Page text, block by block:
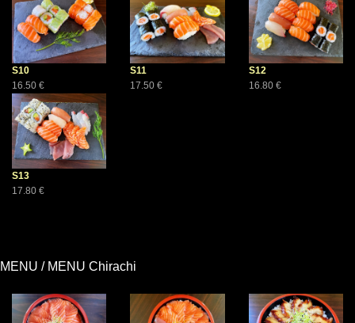
S10
16.50 €
S11
17.50 €
S12
16.80 €
S13
17.80 €
MENU / MENU Chirachi